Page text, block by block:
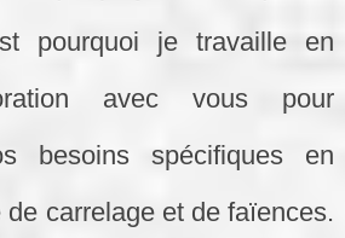
pourquoi je travaille en
avec vous pour
besoins spécifiques en
carrelage et de faïences.